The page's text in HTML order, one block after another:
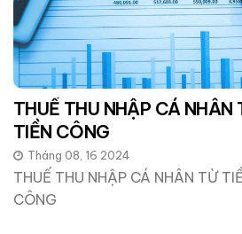
THUẾ THU NHẬP CÁ NHÂN
TIỀN CÔNG
Tháng 08, 16 2024
THUẾ THU NHẬP CÁ NHÂN TỪ
CÔNG